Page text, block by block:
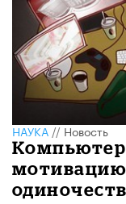
НАУКА//Новость
мотивацию